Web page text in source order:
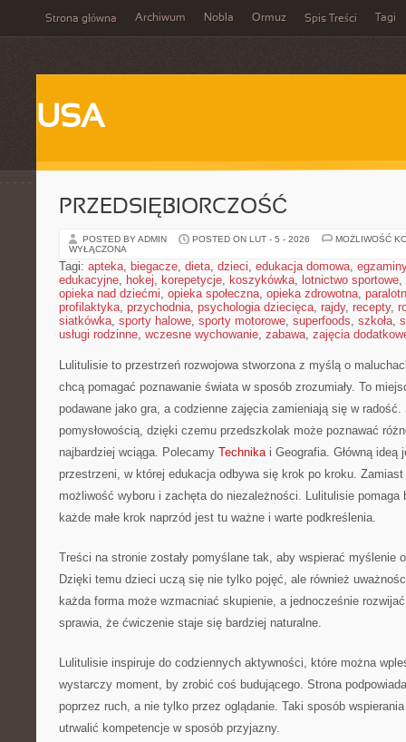
Strona główna Archiwum Nobla Ormuz Spis Treści Tagi
USA
PRZEDSIĘBIORCZOŚĆ
POSTED BY ADMIN POSTED ON LUT - 5 - 2026
MOŻLIWOŚĆ
WYŁĄCZONA
Tagi: apteka, biegacze, dieta, dzieci, edukacja domowa, egzaminy
edukacyjne, hokej, korepetycje, koszykówka, lotnictwo sportowe,
opieka nad dziećmi, opieka społeczna, opieka zdrowotna,
profilaktyka, przychodnia, psychologia dziecięca, rajdy, recepty,
siatkówka, sporty halowe, sporty motorowe, superfoods, szkoła,
usługi rodzinne, wczesne wychowanie, zabawa, zajęcia
Lulitulisie to przestrzeń rozwojowa stworzona z myślą o
chcą pomagać poznawanie świata w sposób zrozumiały. To
podawane jako gra, a codzienne zajęcia zamieniają się w radość.
pomysłowością, dzięki czemu przedszkolak może poznawać
najbardziej wciąga. Polecamy Technikai Geografia. Główną ideą
przestrzeni, w której edukacja odbywa się krok po kroku.
możliwość wyboru i zachęta do niezależności. Lulitulisie pomaga
każde małe krok naprzód jest tu ważne i warte podkreślenia.
Treści na stronie zostały pomyślane tak, aby wspierać myślenie
Dzięki temu dzieci uczą się nie tylko pojęć, ale również
każda forma może wzmacniać skupienie, a jednocześnie
sprawia, że ćwiczenie staje się bardziej naturalne.
Lulitulisie inspiruje do codziennych aktywności, które można
wystarczy moment, by zrobić coś budującego. Strona
poprzez ruch, a nie tylko przez oglądanie. Taki sposób
utrwalić kompetencje w sposób przyjazny.